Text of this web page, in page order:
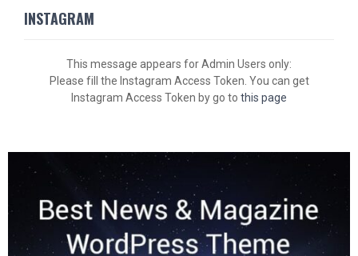
INSTAGRAM
This message appears for Admin Users only:
Please fill the Instagram Access Token. You can get
Instagram Access Token by go to this page